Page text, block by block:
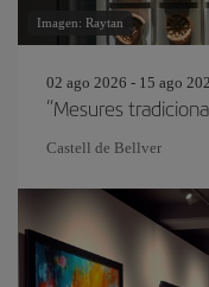
Imagen: Raytan
02 ago 2026 - 15 ago
“Mesures
Castell de Bellver